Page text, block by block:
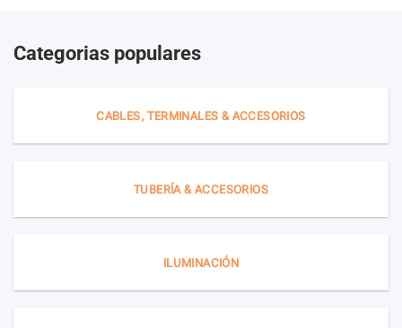
Categorias populares
CABLES, TERMINALES & ACCESORIOS
TUBERÍA & ACCESORIOS
ILUMINACIÓN